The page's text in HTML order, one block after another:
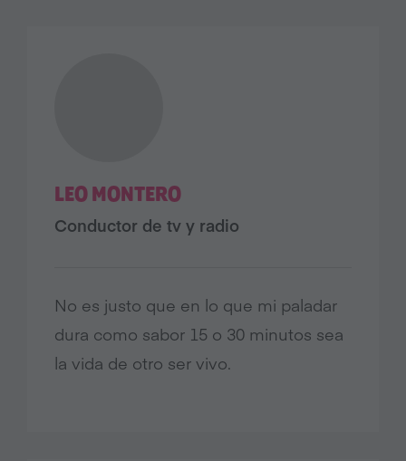
LEO MONTERO
Conductor de tv y radio
No es justo que en lo que mi paladar
dura como sabor 15 o 30 minutos sea
la vida de otro ser vivo.